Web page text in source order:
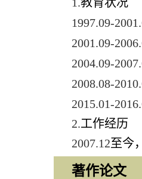
1997.09-
2001.09-
2004.09-
2008.08-
2015.01-
2.工作经历
2007.12至今
著作论文